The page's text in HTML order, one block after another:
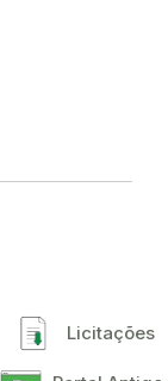
Licitações